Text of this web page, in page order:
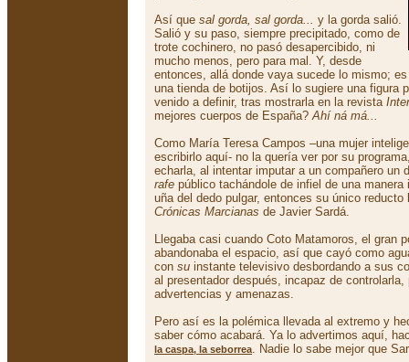
Así que sal gorda, sal gorda... y la gorda salió.
Salió y su paso, siempre precipitado, como de
trote cochinero, no pasó desapercibido, ni
mucho menos, pero para mal. Y, desde
entonces, allá donde vaya sucede lo mismo;
una tienda de botijos. Así lo sugiere una figura
venido a definir, tras mostrarla en la revista
mejores cuerpos de España?Ahí ná má...
Como María Teresa Campos –una mujer
escribirlo aquí- no la quería ver por su
echarla, al intentar imputar a un compañero un
rafe público tachándole de infiel de una
uña del dedo pulgar, entonces su único
Crónicas Marcianas de Javier Sardá.
Llegaba casi cuando Coto Matamoros, el gran
abandonaba el espacio, así que cayó como
con su instante televisivo desbordando a sus
al presentador después, incapaz de controlarla,
advertencias y amenazas.
Pero así es la polémica llevada al extremo y
saber cómo acabará. Ya lo advertimos aquí,
la caspa, la seborrea. Nadie lo sabe mejor que